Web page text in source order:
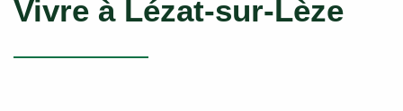
Vivre à Lézat-sur-Lèze